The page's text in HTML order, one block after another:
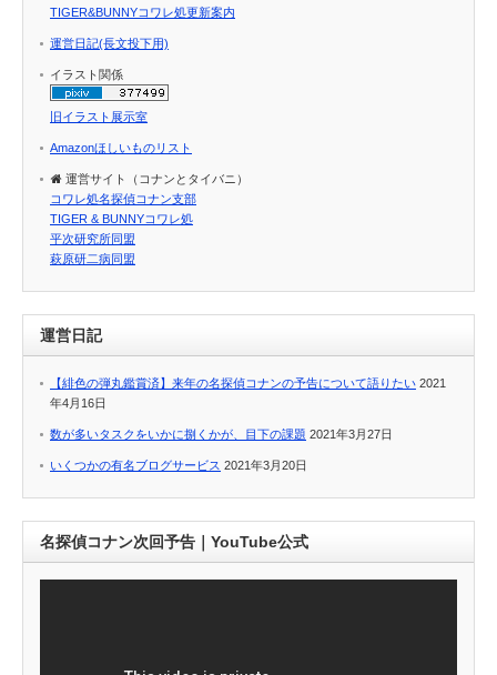
TIGER&BUNNYコワレ処更新案内
運営日記(長文投下用)
イラスト関係
旧イラスト展示室
Amazonほしいものリスト
運営サイト（コナンとタイバニ）
コワレ処名探偵コナン支部
TIGER & BUNNYコワレ処
平次研究所同盟
萩原研二病同盟
運営日記
【緋色の弾丸鑑賞済】来年の名探偵コナンの予告について語りたい 2021
年4月16日
数が多いタスクをいかに捌くかが、目下の課題 2021年3月27日
いくつかの有名ブログサービス 2021年3月20日
名探偵コナン次回予告｜YouTube公式